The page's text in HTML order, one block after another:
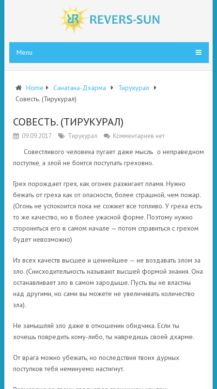
Menu
Home Санатана-Дхарма
Тирукурал
Совесть. (Тирукурал)
СОВЕСТЬ. (ТИРУКУРАЛ)
09.09.2017 Тирукурал Комментариев нет
Совестливого человека пугает даже мысль о неправедном
поступке, а злой не боится поступать греховно.
Грех порождает грех, как огонек разжигает пламя. Нужно
бежать от греха как от опасности, более страшной, чем пожар.
(Огонь не успокоится пока не сожжет все топливо. У греха есть
то же качество, но в более ужасной форме. Поэтому нужно
сторониться его в самом начале — потом справиться с грехом
будет невозможно)
Из всех качеств высшее и ценнейшее — не воздавать злом за
зло. (Снисходительность называют высшей формой знания. Она
останавливает зло в самом зародыше. Пусть вы не властны
над другими, но сами вы можете не увеличивать количество
зла).
Не замышляй зло даже в отношении обидчика. Если ты
хочешь повредить кому-либо, ты навредишь своей дхарме.
От врага можно убежать, но последствия твоих дурных
поступков тебя неминуемо настигнут.